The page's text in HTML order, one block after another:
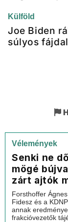
Külföld
Joe Biden
súlyos
Vélemények
Senki ne
mögé
zárt ajtók
Forsthoffer
Fidesz és a
annak
frakcióvezetők